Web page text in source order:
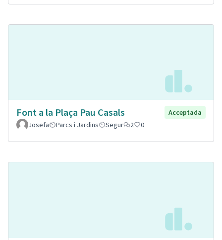
Font a la Plaça Pau Casals
Acceptada
Josefa
Parcs i Jardins Segur 2 0